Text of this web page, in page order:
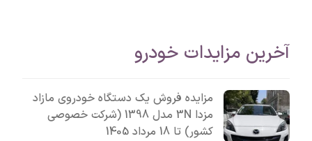
آخرین مزایدات خودرو
مزایده فروش یک دستگاه خودروی مازاد
مزدا 3N مدل 1398 (شرکت خصوصی
کشور) تا 18 مرداد 1405